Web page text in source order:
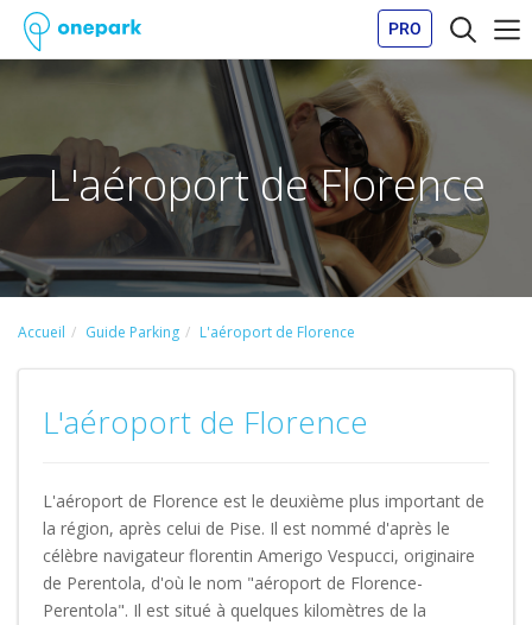
PRO
L'aéroport de Florence
Accueil Guide Parking L'aéroport de Florence
L'aéroport de Florence
L'aéroport de Florence est le deuxième plus important de
la région, après celui de Pise. Il est nommé d'après le
célèbre navigateur florentin Amerigo Vespucci, originaire
de Perentola, d'où le nom "aéroport de Florence-
Perentola". Il est situé à quelques kilomètres de la